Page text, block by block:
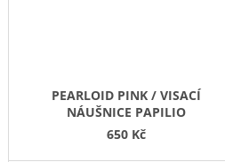
PEARLOID PINK / VISACÍ
NÁUŠNICE PAPILIO
650 Kč